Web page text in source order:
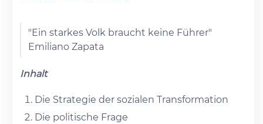
"Ein starkes Volk braucht keine Führer"
Emiliano Zapata
Inhalt
Die Strategie der sozialen Transformation
Die politische Frage